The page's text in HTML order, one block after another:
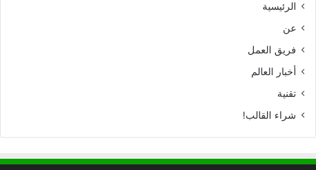
الرئيسية
عن
فريق العمل
أخبار العالم
تقنية
شراء القالب!